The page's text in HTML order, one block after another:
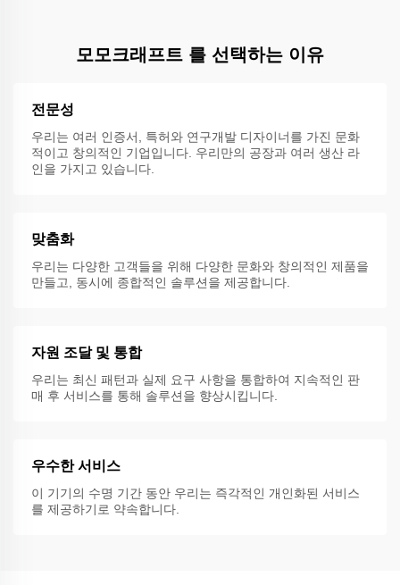
모모크래프트 를 선택하는 이유
전문성
우리는 여러 인증서, 특허와 연구개발 디자이너를 가진 문화
적이고 창의적인 기업입니다. 우리만의 공장과 여러 생산 라
인을 가지고 있습니다.
맞춤화
우리는 다양한 고객들을 위해 다양한 문화와 창의적인 제품을
만들고, 동시에 종합적인 솔루션을 제공합니다.
자원 조달 및 통합
우리는 최신 패턴과 실제 요구 사항을 통합하여 지속적인 판
매 후 서비스를 통해 솔루션을 향상시킵니다.
우수한 서비스
이 기기의 수명 기간 동안 우리는 즉각적인 개인화된 서비스
를 제공하기로 약속합니다.